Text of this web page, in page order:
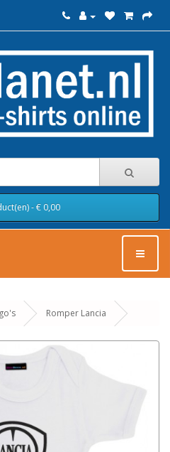
- € 0,00
Romper Lancia